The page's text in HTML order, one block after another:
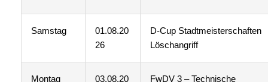
Samstag
01.08.20
26
D-Cup Stadtmeisterschaften
Löschangriff
Montag
03.08.20
FwDV 3 – Technische